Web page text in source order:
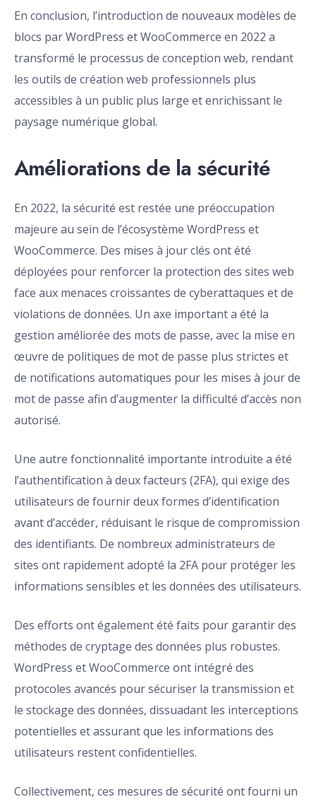
En conclusion, l’introduction de nouveaux modèles de
blocs par WordPress et WooCommerce en 2022 a
transformé le processus de conception web, rendant
les outils de création web professionnels plus
accessibles à un public plus large et enrichissant le
paysage numérique global.
Améliorations de la sécurité
En 2022, la sécurité est restée une préoccupation
majeure au sein de l’écosystème WordPress et
WooCommerce. Des mises à jour clés ont été
déployées pour renforcer la protection des sites web
face aux menaces croissantes de cyberattaques et de
violations de données. Un axe important a été la
gestion améliorée des mots de passe, avec la mise en
œuvre de politiques de mot de passe plus strictes et
de notifications automatiques pour les mises à jour de
mot de passe afin d’augmenter la difficulté d’accès non
autorisé.
Une autre fonctionnalité importante introduite a été
l’authentification à deux facteurs (2FA), qui exige des
utilisateurs de fournir deux formes d’identification
avant d’accéder, réduisant le risque de compromission
des identifiants. De nombreux administrateurs de
sites ont rapidement adopté la 2FA pour protéger les
informations sensibles et les données des utilisateurs.
Des efforts ont également été faits pour garantir des
méthodes de cryptage des données plus robustes.
WordPress et WooCommerce ont intégré des
protocoles avancés pour sécuriser la transmission et
le stockage des données, dissuadant les interceptions
potentielles et assurant que les informations des
utilisateurs restent confidentielles.
Collectivement, ces mesures de sécurité ont fourni un